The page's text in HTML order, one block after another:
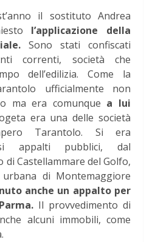
il sostituto Andrea
l’applicazione della
Sono stati confiscati
correnti, società che
dell’edilizia. Come la
ufficialmente non
ma era comunque a lui
era una delle società
Tarantolo. Si era
appalti pubblici, dal
Castellammare del Golfo,
di Montemaggiore
anche un appalto per
Il provvedimento di
alcuni immobili, come